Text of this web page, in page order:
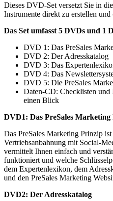
Dieses DVD-Set versetzt Sie in
Instrumente direkt zu erstellen und
Das Set umfasst 5 DVDs und 1
DVD 1: Das PreSales
DVD 2: Der Adresskatalog
DVD 3: Das
DVD 4: Das
DVD 5: Die PreSales
Daten-CD: Checklisten und
einen Blick
DVD1: Das PreSales
Das PreSales Marketing Prinzip
Vertriebsanbahnung mit Social-
vermittelt Ihnen einfach und
funktioniert und welche
dem Expertenlexikon, dem
und den PreSales Marketing
DVD2: Der Adresskatalog